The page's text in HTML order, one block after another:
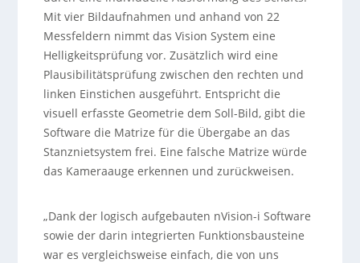
Mit vier Bildaufnahmen und anhand von 22
Messfeldern nimmt das Vision System eine
Helligkeitsprüfung vor. Zusätzlich wird eine
Plausibilitätsprüfung zwischen den rechten und
linken Einstichen ausgeführt. Entspricht die
visuell erfasste Geometrie dem Soll-Bild, gibt die
Software die Matrize für die Übergabe an das
Stanznietsystem frei. Eine falsche Matrize würde
das Kameraauge erkennen und zurückweisen.
„Dank der logisch aufgebauten nVision-i Software
sowie der darin integrierten Funktionsbausteine
war es vergleichsweise einfach, die von uns